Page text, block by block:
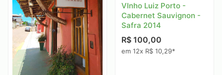
VInho Luiz Porto -
Cabernet Sauvignon -
Safra 2014
R$ 100,00
em 12x R$ 10,29*